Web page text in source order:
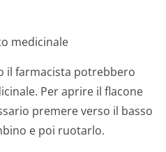
medicinale
il farmacista potrebbero
Per aprire il flacone
premere verso il basso
e poi ruotarlo.